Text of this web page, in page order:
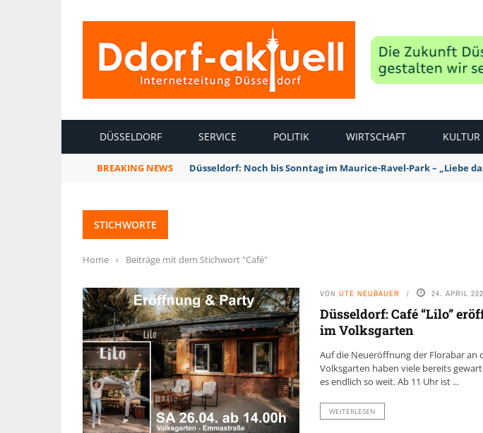
DÜSSELDORF SERVICE POLITIK WIRTSCHAFT KULTUR
BREAKING NEWS Düsseldorf: Noch bis Sonntag im Maurice-Ravel-Park – „Liebe
STICHWORTE
Home › Beiträge mit dem Stichwort "Café"
VON UTE NEUBAUER 24. APRIL
Düsseldorf: Café “Lilo”
im Volksgarten
Auf die Neueröffnung der Florabar an
Volksgarten haben viele bereits
es endlich so weit. Ab 11 Uhr ist ...
WEITERLESEN